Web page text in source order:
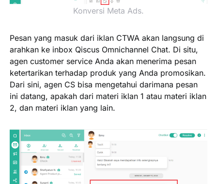
Konversi Meta Ads.
Pesan yang masuk dari iklan CTWA akan langsung di
arahkan ke inbox Qiscus Omnichannel Chat. Di situ,
agen customer service Anda akan menerima pesan
ketertarikan terhadap produk yang Anda promosikan.
Dari sini, agen CS bisa mengetahui darimana pesan
ini datang, apakah dari materi iklan 1 atau materi iklan
2, dan materi iklan yang lain.